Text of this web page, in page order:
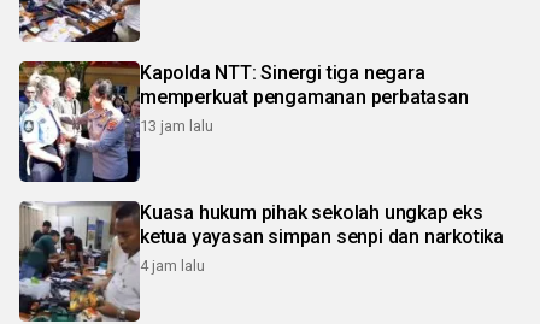
Kapolda NTT: Sinergi tiga negara
memperkuat pengamanan perbatasan
13 jam lalu
Kuasa hukum pihak sekolah ungkap eks
ketua yayasan simpan senpi dan narkotika
4 jam lalu